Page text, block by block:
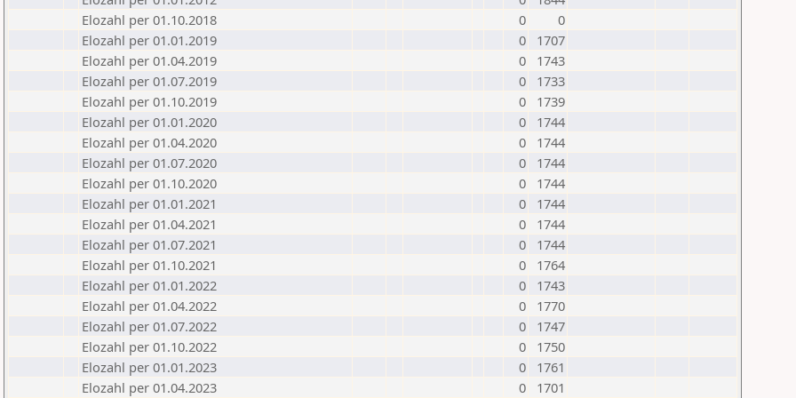
Elozahl per 01.10.2018
0
0
Elozahl per 01.01.2019
0
1707
Elozahl per 01.04.2019
0
1743
Elozahl per 01.07.2019
0
1733
Elozahl per 01.10.2019
0
1739
Elozahl per 01.01.2020
0
1744
Elozahl per 01.04.2020
0
1744
Elozahl per 01.07.2020
0
1744
Elozahl per 01.10.2020
0
1744
Elozahl per 01.01.2021
0
1744
Elozahl per 01.04.2021
0
1744
Elozahl per 01.07.2021
0
1744
Elozahl per 01.10.2021
0
1764
Elozahl per 01.01.2022
0
1743
Elozahl per 01.04.2022
0
1770
Elozahl per 01.07.2022
0
1747
Elozahl per 01.10.2022
0
1750
Elozahl per 01.01.2023
0
1761
Elozahl per 01.04.2023
0 1701